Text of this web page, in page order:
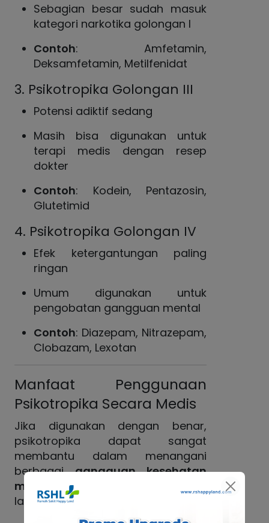
Sebagian besar sudah masuk
kategori narkotika golongan I
Contoh: Amfetamin,
Deksamfetamin, Metilfenidat
3. Psikotropika Golongan III
Potensi adiktif sedang
Masih bisa digunakan untuk
terapi medis dengan resep
dokter
Contoh: Kodein, Pentazosin,
Glutetimid
4. Psikotropika Golongan IV
Efek ketergantungan paling
ringan
Umum digunakan untuk
pengobatan gangguan mental
Contoh: Diazepam, Nitrazepam,
Clobazam, Lexotan
Manfaat Penggunaan
Psikotropika Secara Medis
Jika digunakan dengan benar,
psikotropika dapat sangat
membantu dalam menangani
berbagaigangguan kesehatan
mental dan neurologis
lain: